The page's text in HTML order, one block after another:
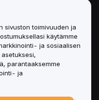
sivuston toimivuuden ja
käytämme
ja sosiaalisen
parantaaksemme
ja